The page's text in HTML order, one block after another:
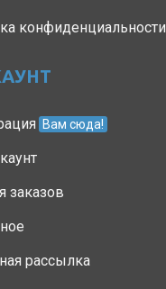
конфиденциальности
Вам сюда!
заказов
рассылка